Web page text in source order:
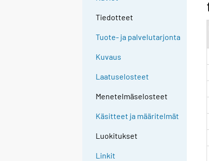
Tiedotteet
Tuote- ja palvelutarjonta
Kuvaus
Laatuselosteet
Menetelmäselosteet
Käsitteet ja määritelmät
Luokitukset
Linkit